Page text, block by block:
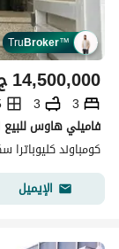
TruBroker™
14,500,000
3
3
فاميلي هاوس للبيع
كومباوند كليوباترا
الإيميل